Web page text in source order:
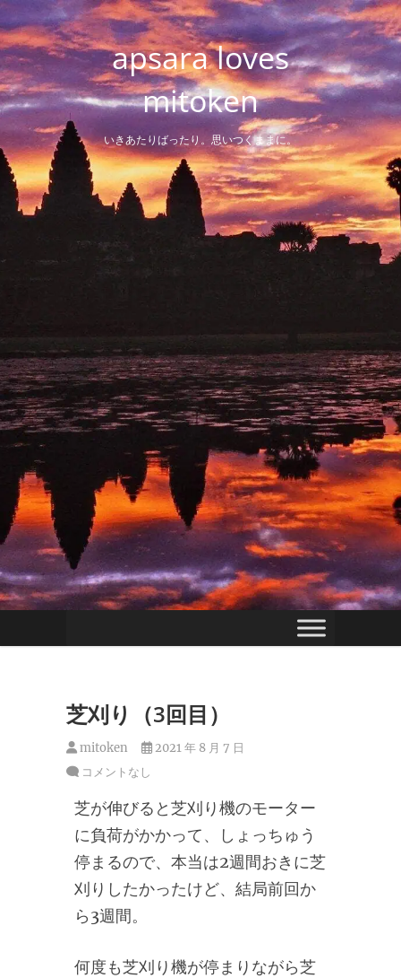
Skip
to
content
apsara loves
mitoken
いきあたりばったり。思いつくままに。
芝刈り（3回目）
mitoken
2021 年 8 月 7 日
コメントなし
芝が伸びると芝刈り機のモーター
に負荷がかかって、しょっちゅう
停まるので、本当は2週間おきに芝
刈りしたかったけど、結局前回か
ら3週間。
何度も芝刈り機が停まりながら芝